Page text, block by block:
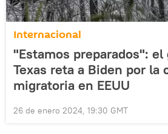
Internacional
"Estamos preparados": el
Texas reta a Biden por la
migratoria en EEUU
26 de enero 2024, 19:30 GMT